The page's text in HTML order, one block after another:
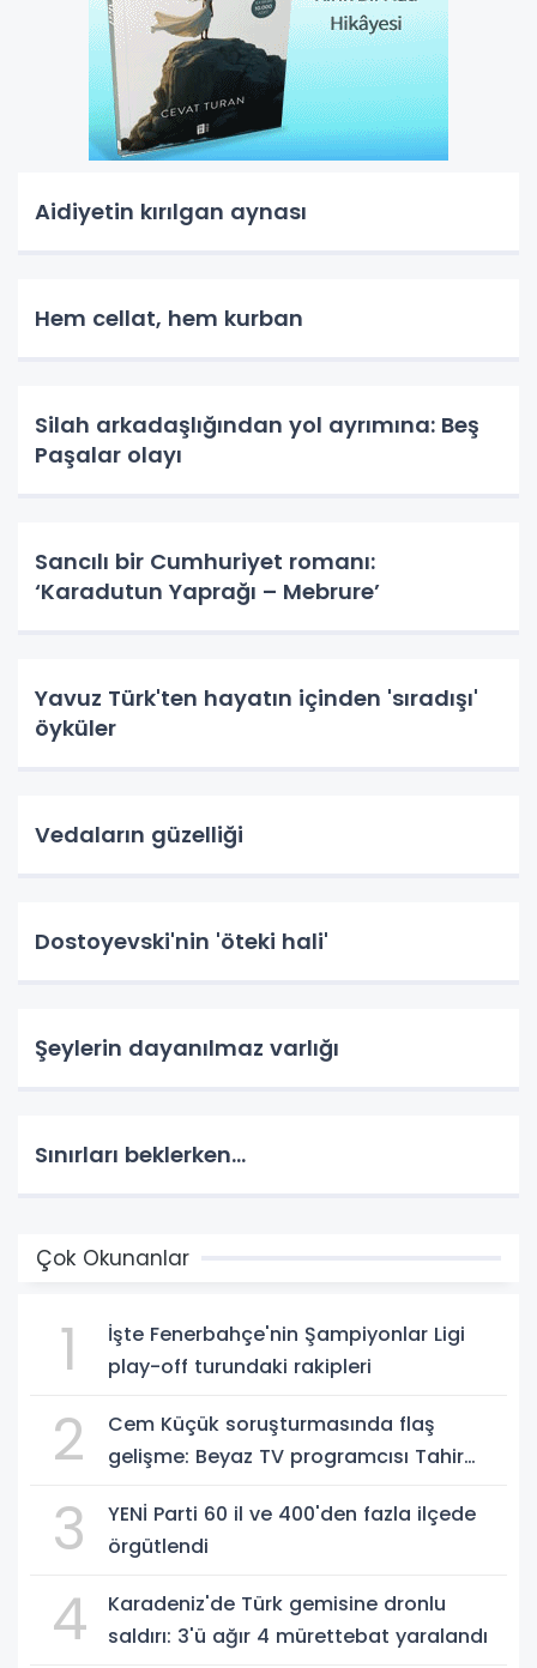
Aidiyetin kırılgan aynası
Hem cellat, hem kurban
Silah arkadaşlığından yol ayrımına: Beş
Paşalar olayı
Sancılı bir Cumhuriyet romanı:
‘Karadutun Yaprağı – Mebrure’
Yavuz Türk'ten hayatın içinden 'sıradışı'
öyküler
Vedaların güzelliği
Dostoyevski'nin 'öteki hali'
Şeylerin dayanılmaz varlığı
Sınırları beklerken...
Çok Okunanlar
1
İşte Fenerbahçe'nin Şampiyonlar Ligi
play-off turundaki rakipleri
2
Cem Küçük soruşturmasında flaş
gelişme: Beyaz TV programcısı Tahir
3
YENİ Parti 60 il ve 400'den fazla ilçede
örgütlendi
4
Karadeniz'de Türk gemisine dronlu
saldırı: 3'ü ağır 4 mürettebat yaralandı